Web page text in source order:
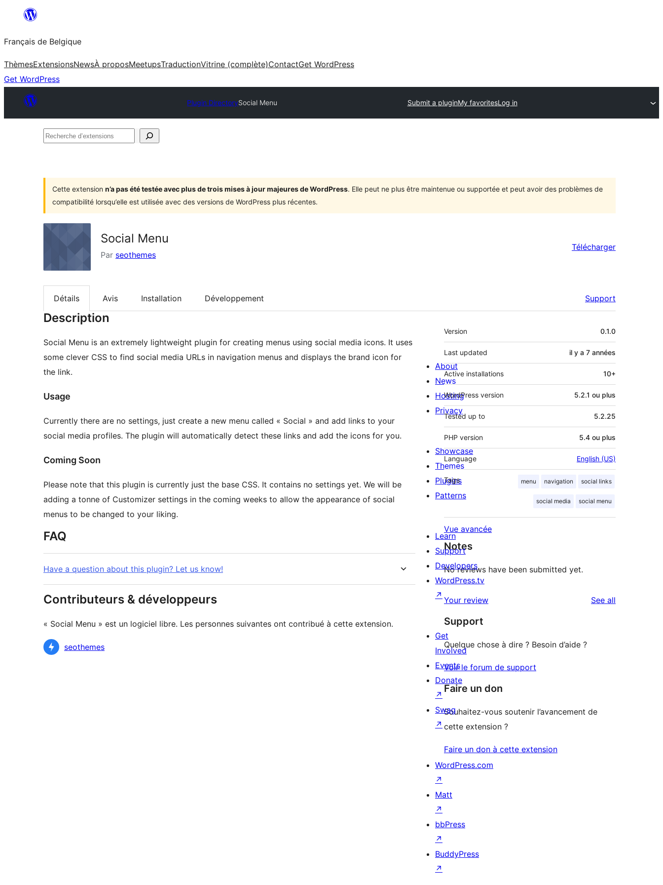
contenu
Français de Belgique
ThèmesExtensionsNewsÀ proposMeetupsTraductionVitrine (complète)ContactGet WordPress
Get WordPress
Plugin DirectorySocial Menu Submit a pluginMy favoritesLog in
Recherche
Cette extension n’a pas été testée avec plus de trois mises à jour majeures de WordPress. Elle peut ne plus être maintenue ou supportée et peut avoir des problèmes de
compatibilité lorsqu’elle est utilisée avec des versions de WordPress plus récentes.
Social Menu
Par seothemes
Télécharger
Détails Avis Installation Développement Support
Description
Social Menu is an extremely lightweight plugin for creating menus using social media icons. It uses
some clever CSS to find social media URLs in navigation menus and displays the brand icon for
the link.
Usage
Currently there are no settings, just create a new menu called « Social » and add links to your
social media profiles. The plugin will automatically detect these links and add the icons for you.
Coming Soon
Please note that this plugin is currently just the base CSS. It contains no settings yet. We will be
adding a tonne of Customizer settings in the coming weeks to allow the appearance of social
menus to be changed to your liking.
FAQ
Have a question about this plugin? Let us know!
Contributeurs & développeurs
« Social Menu » est un logiciel libre. Les personnes suivantes ont contribué à cette extension.
Contributeurs
seothemes
Méta
Version 0.1.0
Last updated il y a 7 années
Active installations 10+
WordPress version 5.2.1 ou plus
Tested up to 5.2.25
PHP version 5.4 ou plus
Language English (US)
Tags menu navigation social links
social media social menu
Vue avancée
Notes
No reviews have been submitted yet.
Your review See all
Support
Quelque chose à dire ? Besoin d’aide ?
Voir le forum de support
Faire un don
Souhaitez-vous soutenir l’avancement de
cette extension ?
Faire un don à cette extension
About
News
Hosting
Privacy
Showcase
Themes
Plugins
Patterns
Learn
Support
Developers
WordPress.tv
↗
Get
Involved
Events
Donate
↗
Swag
↗
WordPress.com
↗
Matt
↗
bbPress
↗
BuddyPress
↗